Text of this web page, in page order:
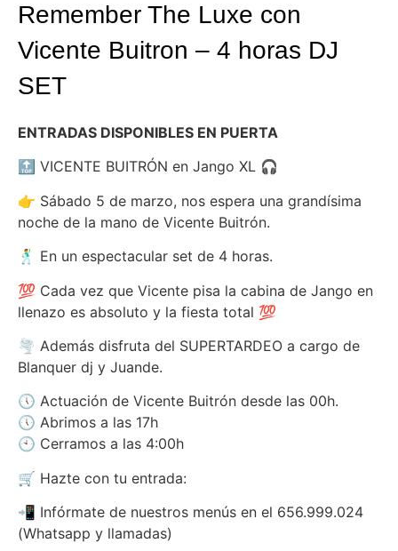
Remember The Luxe con
Vicente Buitron – 4 horas DJ
SET
ENTRADAS DISPONIBLES EN PUERTA
🔝 VICENTE BUITRÓN en Jango XL 🎧
👉 Sábado 5 de marzo, nos espera una grandísima
noche de la mano de Vicente Buitrón.
🕺 En un espectacular set de 4 horas.
💯 Cada vez que Vicente pisa la cabina de Jango en
llenazo es absoluto y la fiesta total 💯
🌪 Además disfruta del SUPERTARDEO a cargo de
Blanquer dj y Juande.
🕔 Actuación de Vicente Buitrón desde las 00h.
🕔 Abrimos a las 17h
🕙 Cerramos a las 4:00h
🛒 Hazte con tu entrada:
📲 Infórmate de nuestros menús en el 656.999.024
(Whatsapp y llamadas)